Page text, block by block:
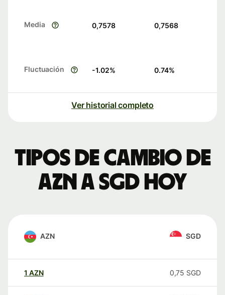
Media 0,7578 0,7568
Fluctuación -1.02% 0.74%
Ver historial completo
Tipos de cambio de
AZN a SGD hoy
AZN SGD
1 AZN 0,75 SGD